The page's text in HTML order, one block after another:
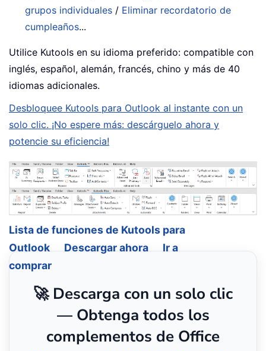
grupos individuales / Eliminar recordatorio de
cumpleaños...
Utilice Kutools en su idioma preferido: compatible con
inglés, español, alemán, francés, chino y más de 40
idiomas adicionales.
Desbloquee Kutools para Outlook al instante con un
solo clic. ¡No espere más: descárguelo ahora y
potencie su eficiencia!
Lista de funciones de Kutools para
Outlook
Descargar ahora
Ir a
comprar
🚀 Descarga con un solo clic
— Obtenga todos los
complementos de Office